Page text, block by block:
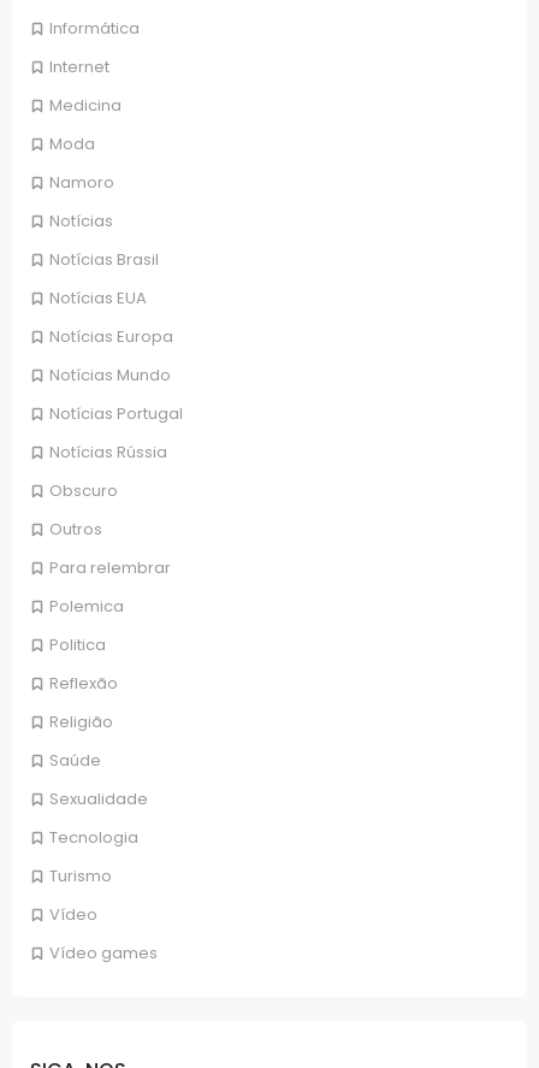
Informática
Internet
Medicina
Moda
Namoro
Notícias
Notícias Brasil
Notícias EUA
Notícias Europa
Notícias Mundo
Notícias Portugal
Notícias Rússia
Obscuro
Outros
Para relembrar
Polemica
Politica
Reflexão
Religião
Saúde
Sexualidade
Tecnologia
Turismo
Vídeo
Vídeo games